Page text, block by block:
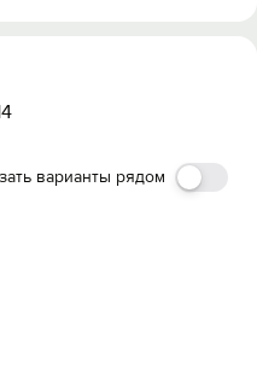
варианты рядом